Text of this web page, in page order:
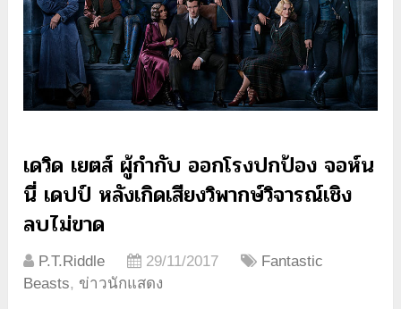
เดวิด เยตส์ ผู้กำกับ ออกโรงปกป้อง จอห์น
นี่ เดปป์ หลังเกิดเสียงวิพากษ์วิจารณ์เชิง
ลบไม่ขาด
P.T.Riddle 29/11/2017
Fantastic
Beasts, ข่าวนักแสดง